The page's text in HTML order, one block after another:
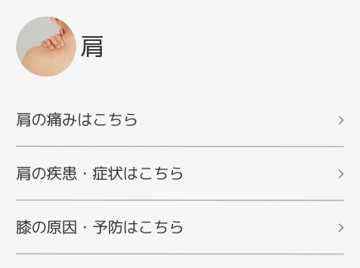
肩
肩の痛みはこちら
肩の疾患・症状はこちら
膝の原因・予防はこちら